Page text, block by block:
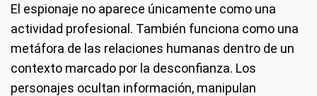
El espionaje no aparece únicamente como una
actividad profesional. También funciona como una
metáfora de las relaciones humanas dentro de un
contexto marcado por la desconfianza. Los
personajes ocultan información, manipulan